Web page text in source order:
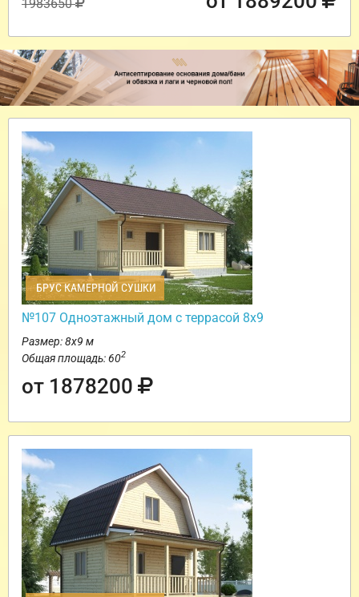
1983650
БРУС КАМЕРНОЙ СУШКИ
№107 Одноэтажный дом с террасой 8х9
Размер: 8х9 м
Общая площадь: 602
от 1878200